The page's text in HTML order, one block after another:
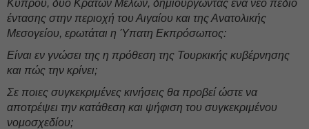
Κύπρου, δύο Κρατών Μελών, δημιουργώντας ένα νέο πεδίο
έντασης στην περιοχή του Αιγαίου και της Ανατολικής
Μεσογείου, ερωτάται η Ύπατη Εκπρόσωπος:
Είναι εν γνώσει της η πρόθεση της Τουρκικής κυβέρνησης
και πώς την κρίνει;
Σε ποιες συγκεκριμένες κινήσεις θα προβεί ώστε να
αποτρέψει την κατάθεση και ψήφιση του συγκεκριμένου
νομοσχεδίου;